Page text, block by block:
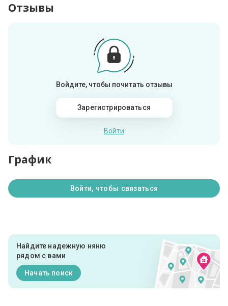
Отзывы
Войдите, чтобы почитать отзывы
Зарегистрироваться
Войти
График
Войти, чтобы связаться
Найдите надежную няню
рядом с вами
Начать поиск